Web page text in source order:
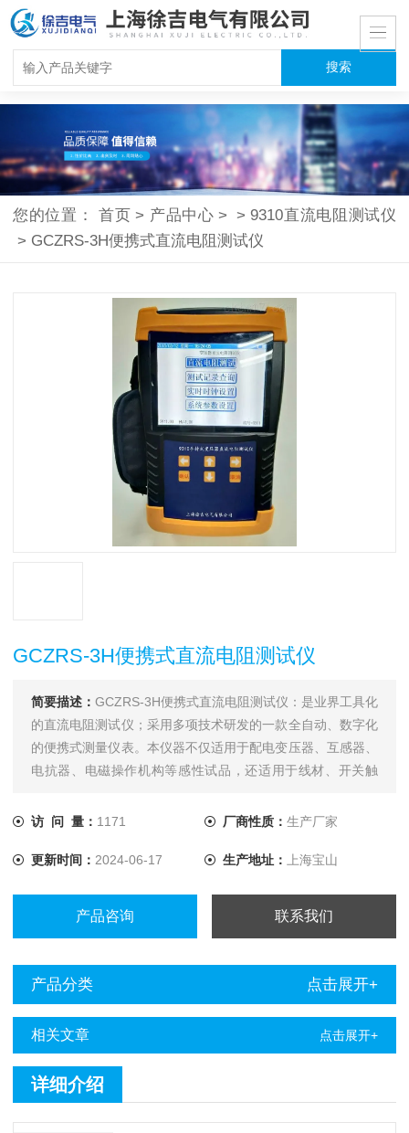
您的位置： 首页 > 产品中心 > > 9310直流电阻测试仪
> GCZRS-3H便携式直流电阻测试仪
GCZRS-3H便携式直流电阻测试仪
简要描述： GCZRS-3H便携式直流电阻测试仪：是业界工具化
的直流电阻测试仪；采用多项技术研发的一款全自动、数字化
的便携式测量仪表。本仪器不仅适用于配电变压器、互感器、
电抗器、电磁操作机构等感性试品，还适用于线材、开关触
压器，由于低压线圈采用铜箔绕制，电阻值极低，对此本仪器
访 问 量： 1171 厂商性质： 生产厂家
更新时间： 2024-06-17 生产地址： 上海宝山
产品咨询 联系我们
产品分类 点击展开+
相关文章 点击展开+
详细介绍